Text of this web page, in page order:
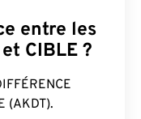
entre les
CIBLE ?
(AKDT).